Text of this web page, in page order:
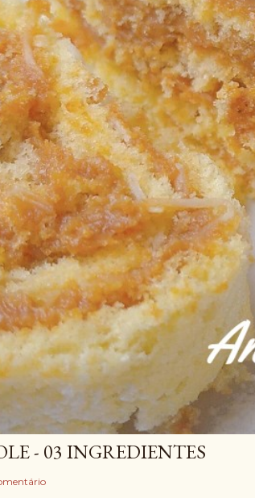
- 03 INGREDIENTES